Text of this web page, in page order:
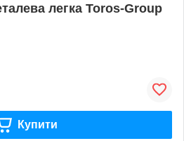
легка Toros-Group
Купити